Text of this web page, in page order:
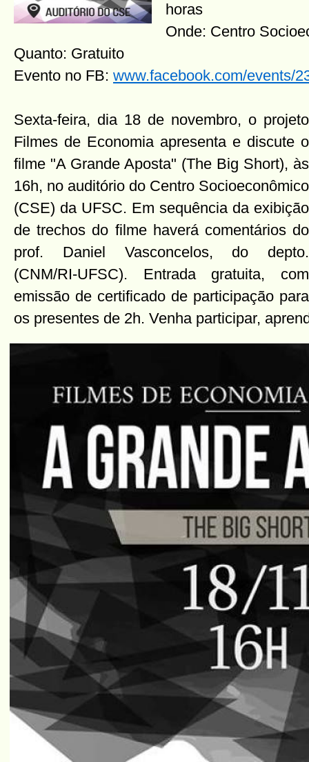
horas
Onde: Centro
Quanto: Gratuito
Evento no FB: www.facebook.com/events/
Sexta-feira, dia 18 de novembro, o projeto
Filmes de Economia apresenta e discute o
filme "A Grande Aposta" (The Big Short), às
16h, no auditório do Centro Socioeconômico
(CSE) da UFSC. Em sequência da exibição
de trechos do filme haverá comentários do
prof. Daniel Vasconcelos, do depto.
(CNM/RI-UFSC). Entrada gratuita, com
emissão de certificado de participação para
os presentes de 2h. Venha participar,